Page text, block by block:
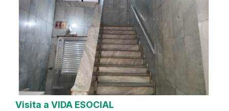
Visita a VIDA ESOCIAL